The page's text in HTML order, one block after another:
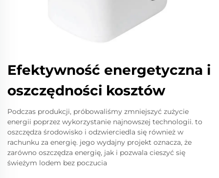
Efektywność energetyczna i
oszczędności kosztów
Podczas produkcji, próbowaliśmy zmniejszyć zużycie
energii poprzez wykorzystanie najnowszej technologii. to
oszczędza środowisko i odzwierciedla się również w
rachunku za energię. jego wydajny projekt oznacza, że
zarówno oszczędza energię, jak i pozwala cieszyć się
świeżym lodem bez poczucia